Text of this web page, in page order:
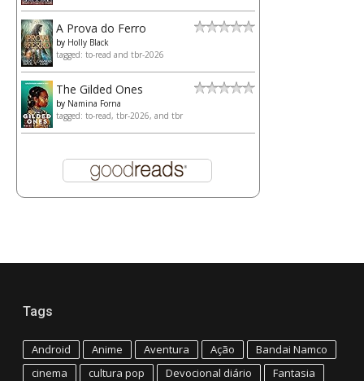
A Prova do Ferro
by Holly Black
tagged: to-read and tbr-2026
The Gilded Ones
by Namina Forna
tagged: to-read, tbr-2026, and tbr
Tags
Android Anime Aventura Ação
Bandai Namco
cinema
cultura pop Devocional diário
Fantasia